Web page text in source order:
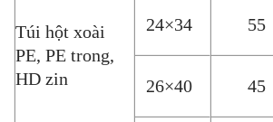
Túi hột xoài
PE, PE trong,
HD zin
24×34 55
26×40 45